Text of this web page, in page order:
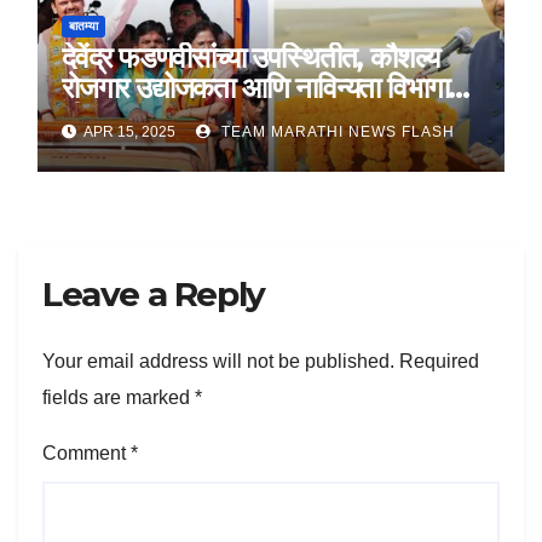
बातम्या
देवेंद्र फडणवीसांच्या उपस्थितीत, कौशल्य
रोजगार उद्योजकता आणि नाविन्यता विभागाचे
तीन सामंजस्य करार
APR 15, 2025 TEAM MARATHI NEWS FLASH
Leave a Reply
Your email address will not be published. Required
fields are marked *
Comment*